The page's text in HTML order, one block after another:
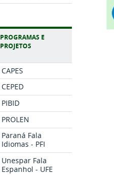
PROGRAMAS E
PROJETOS
CAPES
CEPED
PIBID
PROLEN
Paraná Fala
Idiomas - PFI
Unespar Fala
Espanhol - UFE